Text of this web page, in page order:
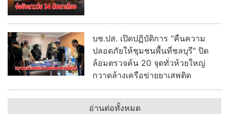
บช.ปส. เปิดปฏิบัติการ "คืนความ
ปลอดภัยให้ชุมชนพื้นที่ชลบุรี" ปิด
ล้อมตรวจค้น 20 จุดทั่วห้วยใหญ่
กวาดล้างเครือข่ายยาเสพติด
อ่านต่อทั้งหมด